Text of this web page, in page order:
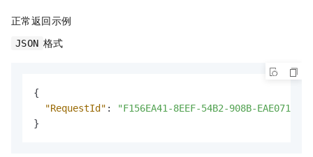
正常返回示例
JSON 格式
{
"RequestId" :
"F156EA41-8EEF-54B2-908B-
}